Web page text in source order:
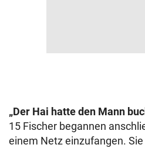
„Der Hai hatte den Mann
15 Fischer begannen
einem Netz einzufangen.